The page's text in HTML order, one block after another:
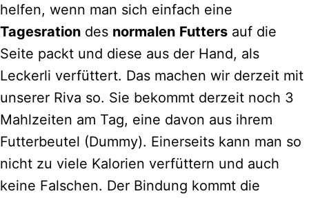
helfen, wenn man sich einfach eine
Tagesration des normalen Futters auf die
Seite packt und diese aus der Hand, als
Leckerli verfüttert. Das machen wir derzeit mit
unserer Riva so. Sie bekommt derzeit noch 3
Mahlzeiten am Tag, eine davon aus ihrem
Futterbeutel (Dummy). Einerseits kann man so
nicht zu viele Kalorien verfüttern und auch
keine Falschen. Der Bindung kommt die